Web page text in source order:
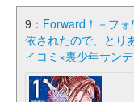
9： Forward！－フ
依されたので、とり
イコミ×裏少年サン